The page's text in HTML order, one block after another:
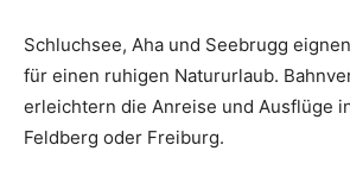
Schluchsee, Aha und Seebrugg
für einen ruhigen Natururlaub.
erleichtern die Anreise und Ausflüge
Feldberg oder Freiburg.